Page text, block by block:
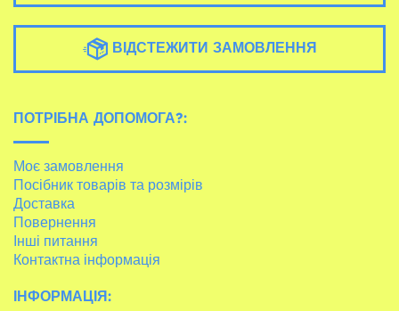
ВІДСТЕЖИТИ ЗАМОВЛЕННЯ
ПОТРІБНА ДОПОМОГА?:
Моє замовлення
Посібник товарів та розмірів
Доставка
Повернення
Інші питання
Контактна інформація
ІНФОРМАЦІЯ: